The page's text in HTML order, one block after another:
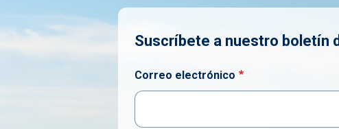
Suscríbete a nuestro boletín
Correo electrónico